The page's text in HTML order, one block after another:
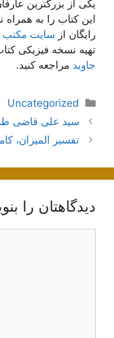
یکی از بزرگترین
این کتاب را به
رایگان از سایت
تهیه نسخه فیزیکی
جاوید مراجعه کنید.
دسته‌ها
Uncategorized
ناوبری
نوشته‌ها
سید علی قاضی
تفسیر المیزان،
دیدگاهتان را